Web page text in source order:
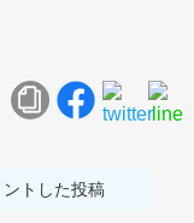
ントした投稿